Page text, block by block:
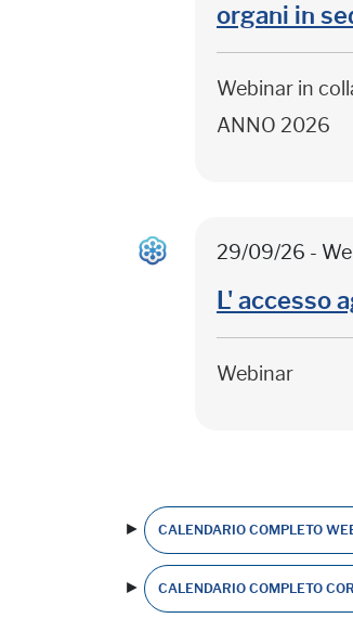
organi in
Webinar in
ANNO 2026
29/09/26 -
L' accesso
Webinar
► CALENDARIO COMPLETO
► CALENDARIO COMPLETO